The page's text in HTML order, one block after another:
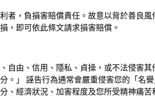
者，負損害賠償責任。故意以背於善良
，即可依此條文請求損害賠償。
自由、信用、隱私、貞操，或不法侵害
。」 誣告行為通常會嚴重侵害您的「名
、經濟狀況、加害程度及您所受精神痛苦